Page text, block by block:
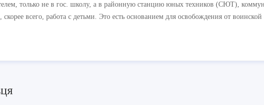
только не в гос. школу, а в районную станцию юных техников (СЮТ),
всего, работа с детьми. Это есть основанием для освобождения от